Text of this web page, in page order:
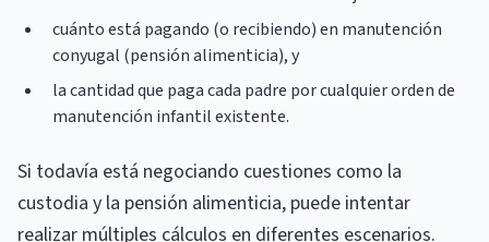
cuánto está pagando (o recibiendo) en manutención
conyugal (pensión alimenticia), y
la cantidad que paga cada padre por cualquier orden de
manutención infantil existente.
Si todavía está negociando cuestiones como la
custodia y la pensión alimenticia, puede intentar
realizar múltiples cálculos en diferentes escenarios.